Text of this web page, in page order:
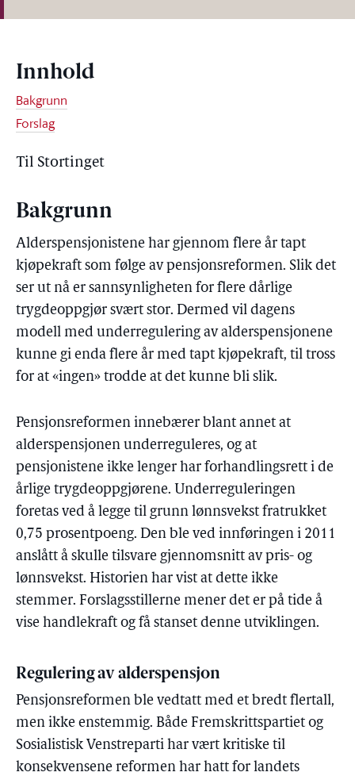
Innhold
Bakgrunn
Forslag
Til Stortinget
Bakgrunn
Alderspensjonistene har gjennom flere år tapt
kjøpekraft som følge av pensjonsreformen. Slik det
ser ut nå er sannsynligheten for flere dårlige
trygdeoppgjør svært stor. Dermed vil dagens
modell med underregulering av alderspensjonene
kunne gi enda flere år med tapt kjøpekraft, til tross
for at «ingen» trodde at det kunne bli slik.
Pensjonsreformen innebærer blant annet at
alderspensjonen underreguleres, og at
pensjonistene ikke lenger har forhandlingsrett i de
årlige trygdeoppgjørene. Underreguleringen
foretas ved å legge til grunn lønnsvekst fratrukket
0,75 prosentpoeng. Den ble ved innføringen i 2011
anslått å skulle tilsvare gjennomsnitt av pris- og
lønnsvekst. Historien har vist at dette ikke
stemmer. Forslagsstillerne mener det er på tide å
vise handlekraft og få stanset denne utviklingen.
Regulering av alderspensjon
Pensjonsreformen ble vedtatt med et bredt flertall,
men ikke enstemmig. Både Fremskrittspartiet og
Sosialistisk Venstreparti har vært kritiske til
konsekvensene reformen har hatt for landets